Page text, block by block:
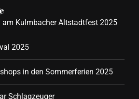
Kulmbacher Altstadtfest 2025
2025
in den Sommerferien 2025
Schlagzeuger